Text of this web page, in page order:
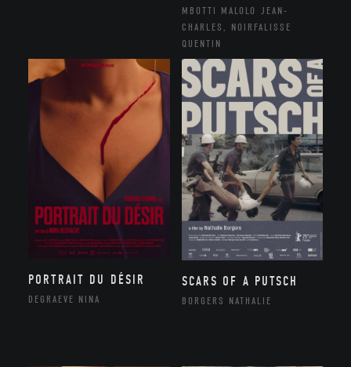
MBOTTI MALOLO JEAN-
CHARLES, NOIRFALISSE
QUENTIN
PORTRAIT DU DÉSIR
DEGRAEVE NINA
SCARS OF A PUTSCH
BORGERS NATHALIE